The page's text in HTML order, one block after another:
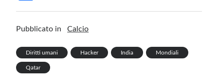
o
k
n
p
h
ar
Pubblicato in Calcio
Diritti umani Hacker India Mondiali
Qatar